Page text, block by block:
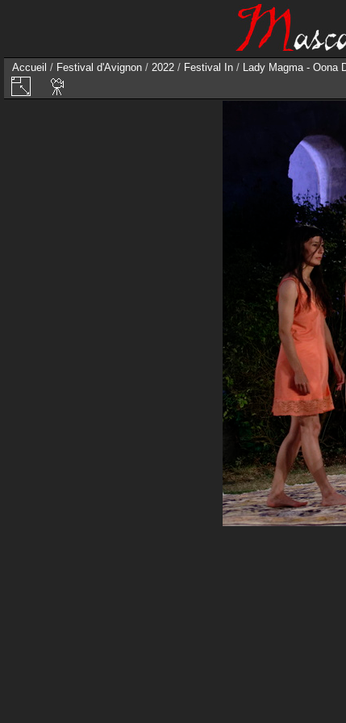
Accueil / Festival d'Avignon / 2022 / Festival In / Lady Magma - Oona